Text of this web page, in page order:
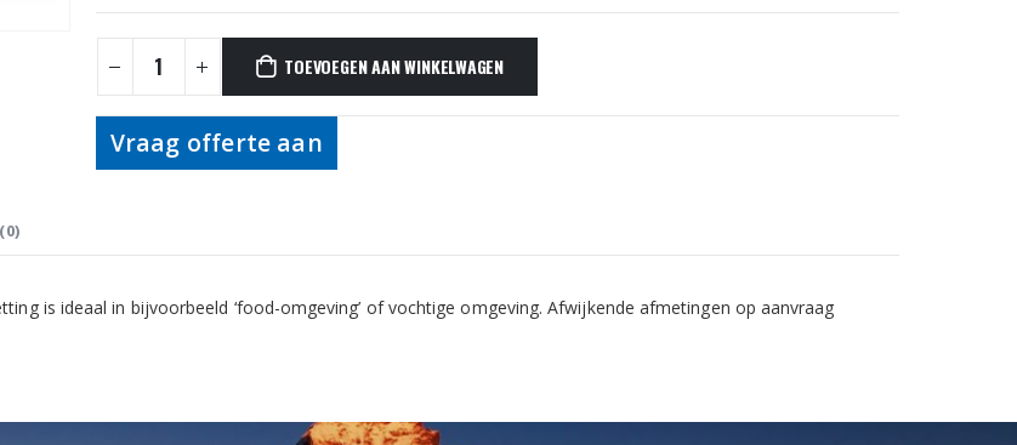
TOEVOEGEN AAN WINKELWAGEN
Vraag offerte aan
is ideaal in bijvoorbeeld ‘food-omgeving’ of vochtige omgeving. Afwijkende afmetingen op aanvraag